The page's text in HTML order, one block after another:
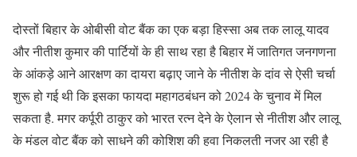
दोस्तों बिहार के ओबीसी वोट बैंक का एक बड़ा हिस्सा अब तक लालू यादव
और नीतीश कुमार की पार्टियों के ही साथ रहा है बिहार में जातिगत जनगणना
के आंकड़े आने आरक्षण का दायरा बढ़ाए जाने के नीतीश के दांव से ऐसी चर्चा
शुरू हो गई थी कि इसका फायदा महागठबंधन को 2024 के चुनाव में मिल
सकता है. मगर कर्पूरी ठाकुर को भारत रत्न देने के ऐलान से नीतीश और लालू
के मंडल वोट बैंक को साधने की कोशिश की हवा निकलती नजर आ रही है